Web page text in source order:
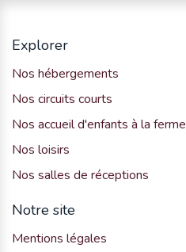
Explorer
Nos hébergements
Nos circuits courts
Nos accueil d'enfants à la ferme
Nos loisirs
Nos salles de réceptions
Notre site
Mentions légales